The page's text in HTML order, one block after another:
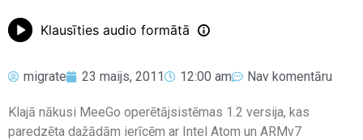
Klausīties audio formātā
migrate 23 maijs, 2011 12:00 am Nav komentāru
Klajā nākusi MeeGo operētājsistēmas 1.2 versija, kas
paredzēta dažādām ierīcēm ar Intel Atom un ARMv7